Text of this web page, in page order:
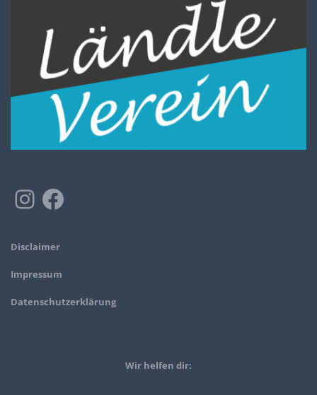
Disclaimer
Impressum
Datenschutzerklärung
Wir helfen dir: